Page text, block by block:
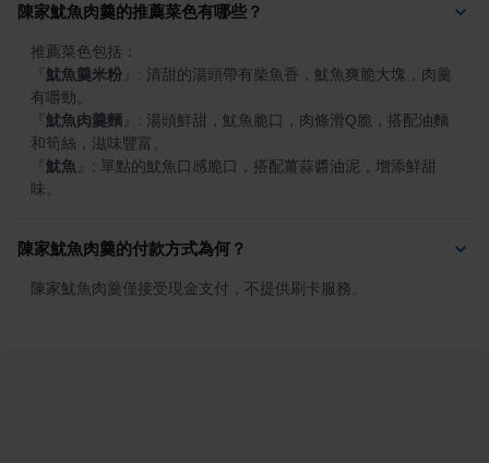
陳家魷魚肉羹的推薦菜色有哪些？
魷魚羹米粉
: 清甜的湯頭帶有柴魚香，魷魚爽脆大塊，肉羹
魷魚肉羹麵
: 湯頭鮮甜，魷魚脆口，肉條滑Q脆，搭配油麵
魷魚
: 單點的魷魚口感脆口，搭配薑蒜醬油泥，增添鮮甜
味。
陳家魷魚肉羹的付款方式為何？
陳家魷魚肉羹僅接受現金支付，不提供刷卡服務。